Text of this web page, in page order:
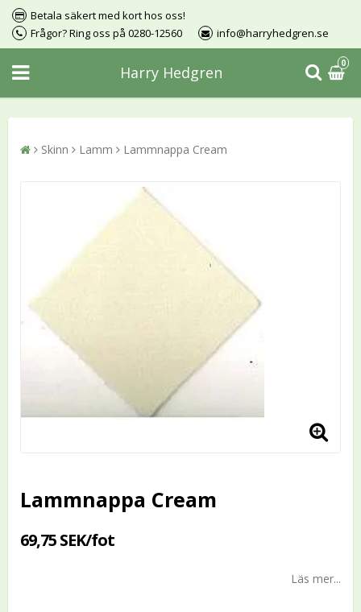
Betala säkert med kort hos oss!
Frågor? Ring oss på 0280-12560
info@harryhedgren.se
Harry Hedgren
0
Skinn Lamm Lammnappa Cream
Lammnappa Cream
69,75 SEK/fot
Läs mer...